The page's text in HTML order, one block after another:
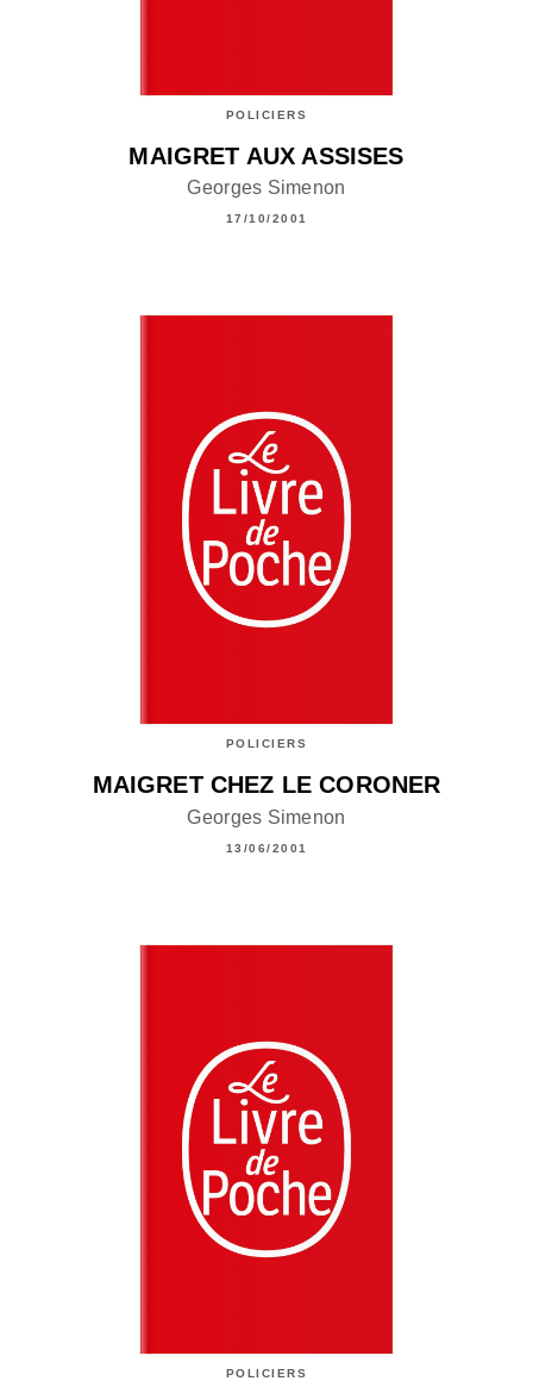
POLICIERS
MAIGRET AUX ASSISES
Georges Simenon
17/10/2001
POLICIERS
MAIGRET CHEZ LE CORONER
Georges Simenon
13/06/2001
POLICIERS